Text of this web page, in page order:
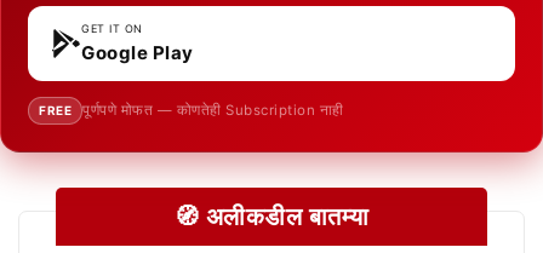
GET IT ON
Google Play
FREE पूर्णपणे मोफत — कोणतेही Subscription नाही
🧭 अलीकडील बातम्या